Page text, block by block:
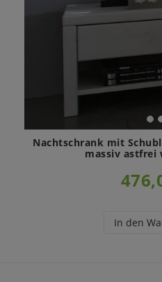
Nachtschrank mit
massiv astfrei
In den